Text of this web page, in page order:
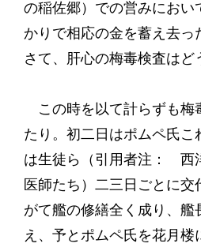
の稲佐郷）での営みにおい
かりで相応の金を蓄え去っ
さて、肝心の梅毒検査はど
この時を以て計らずも梅
たり。初二日はポムペ氏こ
は生徒ら（引用者注： 西
医師たち）二三日ごとに交
がて艦の修繕全く成り、艦
え、予とポムペ氏を花月楼